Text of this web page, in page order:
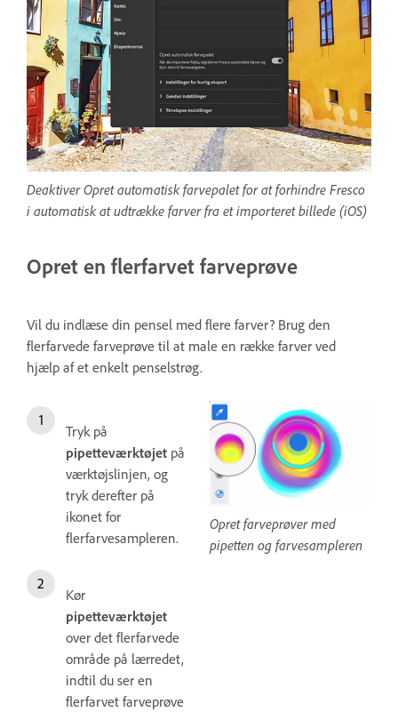
Deaktiver Opret automatisk farvepalet for at forhindre Fresco
i automatisk at udtrække farver fra et importeret billede (iOS)
Opret en flerfarvet farveprøve
Vil du indlæse din pensel med flere farver? Brug den
flerfarvede farveprøve til at male en række farver ved
hjælp af et enkelt penselstrøg.
Tryk på
pipetteværktøjet på
værktøjslinjen, og
tryk derefter på
ikonet for
flerfarvesampleren.
Kør
pipetteværktøjet
over det flerfarvede
område på lærredet,
indtil du ser en
flerfarvet farveprøve
Opret farveprøver med
pipetten og farvesampleren